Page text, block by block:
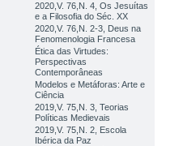
2020,V. 76,N. 4, Os Jesuítas
e a Filosofia do Séc. XX
2020,V. 76,N. 2-3, Deus na
Fenomenologia Francesa
Ética das Virtudes:
Perspectivas
Contemporâneas
Modelos e Metáforas: Arte e
Ciência
2019,V. 75,N. 3, Teorias
Políticas Medievais
2019,V. 75,N. 2, Escola
Ibérica da Paz